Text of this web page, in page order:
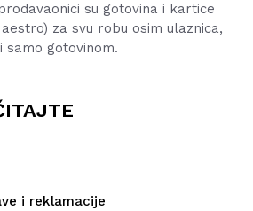
su gotovina i kartice
za svu robu osim ulaznica,
samo gotovinom.
i reklamacije